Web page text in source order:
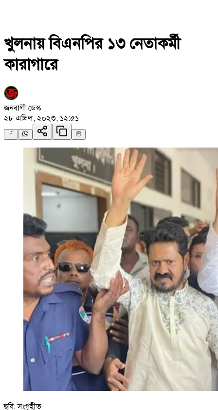
খুলনায় বিএনপির ১৩ নেতাকর্মী
কারাগারে
জনবাণী ডেস্ক
২৮ এপ্রিল, ২০২৩, ১২:৫১
ছবি: সংগৃহীত